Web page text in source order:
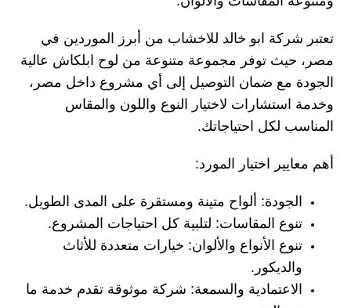
تعتبر شركة ابو خالد للاخشاب من أبرز الموردين في
مصر، حيث توفر مجموعة متنوعة من لوح ابلكاش عالية
الجودة مع ضمان التوصيل إلى أي مشروع داخل مصر،
وخدمة استشارات لاختيار النوع واللون والمقاس
المناسب لكل احتياجاتك.
أهم معايير اختيار المورد:
الجودة: ألواح متينة ومستقرة على المدى الطويل.
تنوع المقاسات: لتلبية كل احتياجات المشروع.
تنوع الأنواع والألوان: خيارات متعددة للأثاث
والديكور.
الاعتمادية والسمعة: شركة موثوقة تقدم خدمة ما